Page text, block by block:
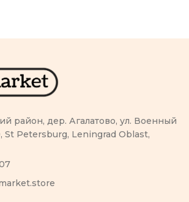
район, дер. Агалатово, ул. Военный
St Petersburg, Leningrad Oblast,